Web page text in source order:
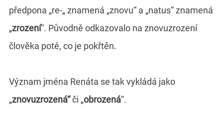
předpona „re-„ znamená „znovu“ a „natus“ znamená
„zrození“. Původně odkazovalo na znovuzrození
člověka poté, co je pokřtěn.
Význam jména Renáta se tak vykládá jako
„znovuzrozená“či „obrozená“.